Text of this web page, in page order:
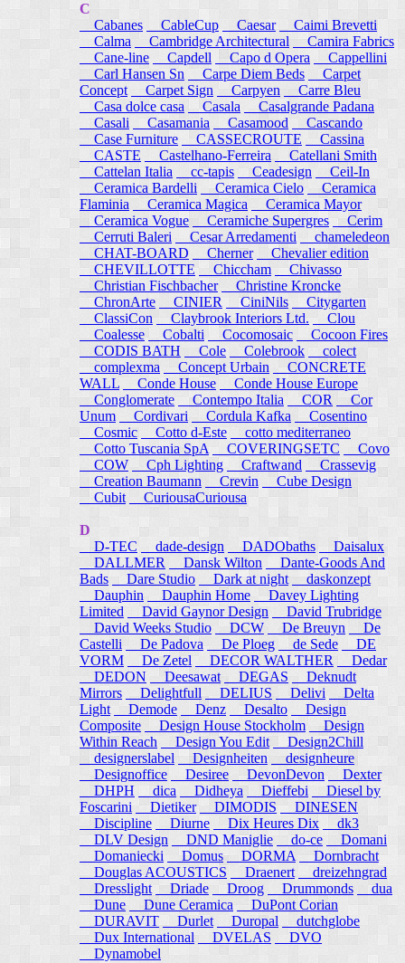
C
Cabanes
CableCup Caesar
Caimi Brevetti
Calma
Cambridge Architectural
Camira Fabrics
Cane-line
Capdell Capo d Opera
Cappellini
Carl Hansen Sn
Carpe Diem Beds
Carpet
Concept
Carpet Sign Carpyen
Carre Bleu
Casa dolce casa
Casala
Casalgrande Padana
Casali
Casamania Casamood
Cascando
Case Furniture
CASSECROUTE
Cassina
CASTE
Castelhano-Ferreira
Catellani Smith
Cattelan Italia
cc-tapis Ceadesign
Ceil-In
Ceramica Bardelli
Ceramica Cielo
Ceramica
Flaminia
Ceramica Magica
Ceramica Mayor
Ceramica Vogue
Ceramiche Supergres Cerim
Cerruti Baleri
Cesar Arredamenti
chameledeon
CHAT-BOARD
Cherner
Chevalier edition
CHEVILLOTTE
Chiccham
Chivasso
Christian Fischbacher
Christine Kroncke
ChronArte
CINIER CiniNils
Citygarten
ClassiCon
Claybrook Interiors Ltd.
Clou
Coalesse
Cobalti Cocomosaic
Cocoon Fires
CODIS BATH
Cole Colebrook
colect
complexma
Concept Urbain
CONCRETE
WALL
Conde House
Conde House Europe
Conglomerate
Contempo Italia COR
Cor
Unum
Cordivari Cordula Kafka
Cosentino
Cosmic
Cotto d-Este
cotto mediterraneo
Cotto Tuscania SpA
COVERINGSETC
Covo
COW
Cph Lighting Craftwand
Crassevig
Creation Baumann
Crevin
Cube Design
Cubit
CuriousaCuriousa
D
D-TEC
dade-design DADObaths
Daisalux
DALLMER
Dansk Wilton
Dante-Goods And
Bads
Dare Studio Dark at night
daskonzept
Dauphin
Dauphin Home
Davey Lighting
Limited
David Gaynor Design
David Trubridge
David Weeks Studio
DCW De Breuyn
De
Castelli
De Padova De Ploeg de Sede
DE
VORM
De Zetel DECOR WALTHER
Dedar
DEDON
Deesawat DEGAS
Deknudt
Mirrors
Delightfull DELIUS Delivi
Delta
Light
Demode Denz Desalto
Design
Composite
Design House Stockholm
Design
Within Reach
Design You Edit
Design2Chill
designerslabel
Designheiten
designheure
Designoffice
Desiree DevonDevon
Dexter
DHPH
dica Didheya Dieffebi
Diesel by
Foscarini
Dietiker DIMODIS
DINESEN
Discipline
Diurne Dix Heures Dix
dk3
DLV Design
DND Maniglie do-ce
Domani
Domaniecki
Domus DORMA
Dornbracht
Douglas ACOUSTICS
Draenert
dreizehngrad
Dresslight Driade Droog Drummonds
dua
Dune
Dune Ceramica
DuPont Corian
DURAVIT
Durlet Duropal
dutchglobe
Dux International
DVELAS
DVO
Dynamobel